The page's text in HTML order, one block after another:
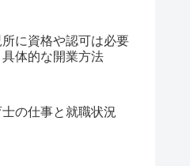
に資格や認可は必要
体的な開業方法
の仕事と就職状況